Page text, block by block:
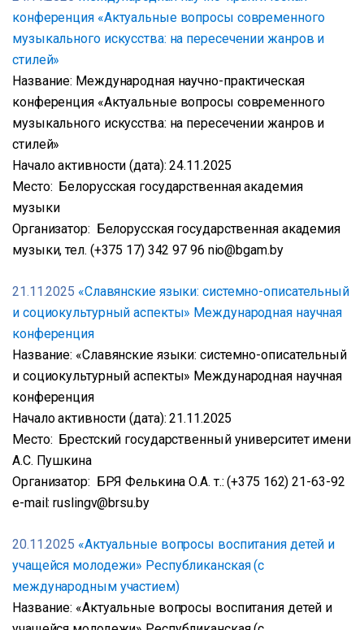
конференция «Актуальные вопросы современного
музыкального искусства: на пересечении жанров и
стилей»
Название: Международная научно-практическая
конференция «Актуальные вопросы современного
музыкального искусства: на пересечении жанров и
стилей»
Начало активности (дата): 24.11.2025
Место: Белорусская государственная академия
музыки
Организатор: Белорусская государственная академия
музыки, тел. (+375 17) 342 97 96 nio@bgam.by
21.11.2025 «Славянские языки: системно-описательный
и социокультурный аспекты» Международная научная
конференция
Название: «Славянские языки: системно-описательный
и социокультурный аспекты» Международная научная
конференция
Начало активности (дата): 21.11.2025
Место: Брестский государственный университет имени
А.С. Пушкина
Организатор: БРЯ Фелькина О.А. т.: (+375 162) 21-63-92
e-mail: ruslingv@brsu.by
20.11.2025 «Актуальные вопросы воспитания детей и
учащейся молодежи» Республиканская (с
международным участием)
Название: «Актуальные вопросы воспитания детей и